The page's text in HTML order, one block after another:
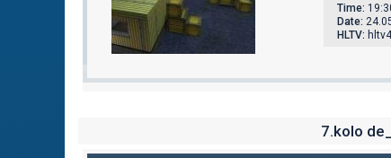
Time:
Date:
HLTV:
7.kolo